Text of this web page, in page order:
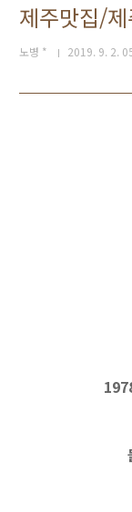
제주맛집/
노병 * 2019. 9. 2.